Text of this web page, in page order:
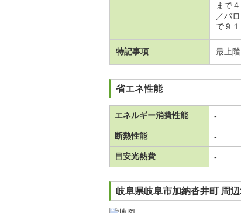
まで
／バ
で９
特記事項 最上
省エネ性能
エネルギー消費性能 -
断熱性能 -
目安光熱費 -
岐阜県岐阜市加納沓井町 周